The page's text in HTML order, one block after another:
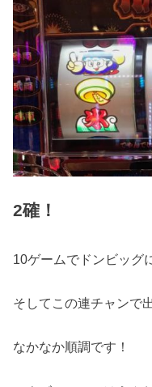
2確！
10ゲームでドンビッグ
そしてこの連チャンで
なかなか順調です！